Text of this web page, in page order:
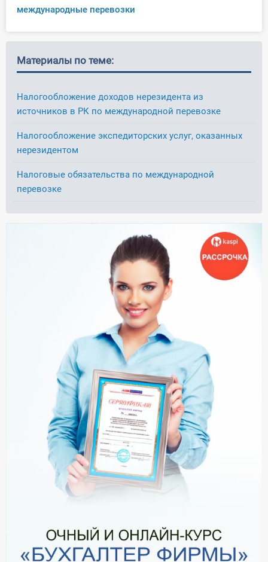
международные перевозки
Материалы по теме:
Налогообложение доходов нерезидента из
источников в РК по международной перевозке
Налогообложение экспедиторских услуг, оказанных
нерезидентом
Налоговые обязательства по международной
перевозке